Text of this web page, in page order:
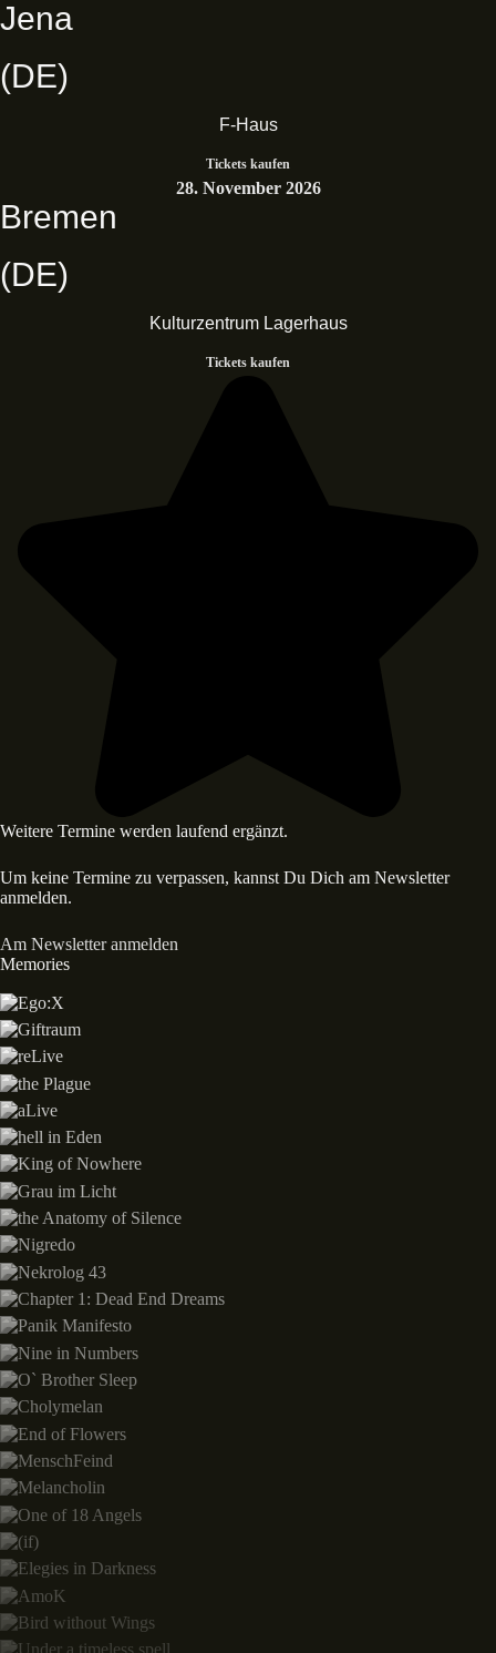
Jena
(DE)
F-Haus
Tickets kaufen
28. November 2026
Bremen
(DE)
Kulturzentrum Lagerhaus
Tickets kaufen
Weitere Termine werden laufend ergänzt.
Um keine Termine zu verpassen, kannst Du Dich am Newsletter
anmelden.
Am Newsletter anmelden
Memories